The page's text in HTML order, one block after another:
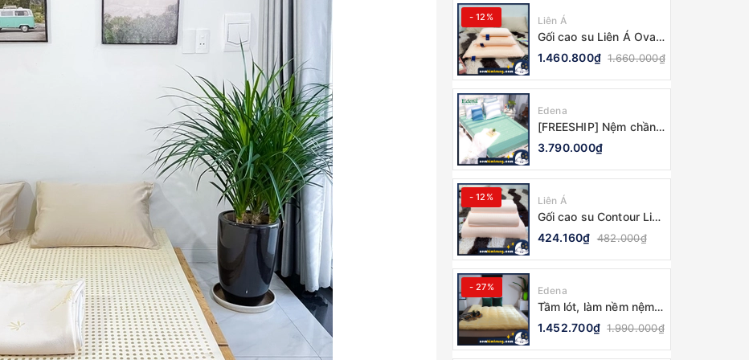
- 12% Liên Á
Gối cao su Liên Á Oval
(Nhiều kích thước) -
CHÍNH HÃNG
1.460.800₫ 1.660.000₫
Edena
[FREESHIP] Nệm chần
gòn Edena - CHÍNH
HÃNG, BẢO HÀNH 5
NĂM
3.790.000₫
- 12% Liên Á
Gối cao su Contour Liên
Á (nhiều kích thước) -
100% CHÍNH HÃNG
424.160₫ 482.000₫
- 27% Edena
Tầm lót, làm nềm nệm
Topper Edena Hoàng
Gia - CHÍNH HÃNG,
MỀM MẠI
1.452.700₫ 1.990.000₫